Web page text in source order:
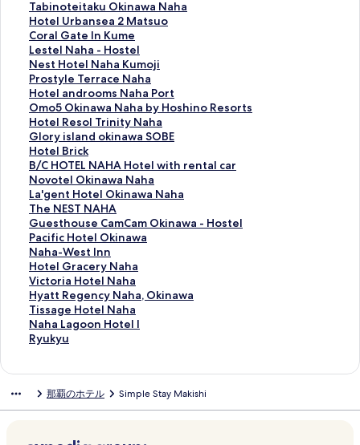
r
.
k
i
n
j
o
i
n
n
H
A
I
B
I
S
U
S
H
U
R
I
の
ペ
開
く
Tabinoteitaku Okinawa Naha
T
a
b
i
n
o
t
e
i
t
a
k
u
O
k
i
n
a
w
a
N
a
h
a
ジ
を
Hotel Urbansea 2 Matsuo
H
o
t
e
l
U
r
b
a
n
s
e
a
2
M
a
t
s
u
o
の
ペ
ー
く
リ
Coral Gate In Kume
C
o
r
a
l
G
a
t
e
I
n
K
u
m
e
の
ペ
ー
ジ
を
開
く
Lestel Naha - Hostel
L
e
s
t
e
l
N
a
h
a
-
H
o
s
t
e
l
の
ペ
ー
ジ
リ
ン
Nest Hotel Naha Kumoji
N
e
s
t
H
o
t
e
l
N
a
h
a
K
u
m
o
j
i
の
を
開
Prostyle Terrace Naha
P
r
o
s
t
y
l
e
T
e
r
r
a
c
e
N
a
h
a
ジ
を
Hotel androoms Naha Port
H
o
t
e
l
a
n
d
r
o
o
m
s
N
a
h
a
P
の
ペ
Omo5 Okinawa Naha by Hoshino Resorts
O
m
o
5
O
k
i
n
a
w
a
N
a
h
a
b
y
i
Hotel Resol Trinity Naha
H
o
t
e
l
R
e
s
o
l
T
r
i
n
i
t
a
Glory island okinawa SOBE
G
l
o
r
y
i
s
l
a
n
d
o
k
i
n
O
Hotel Brick
H
o
t
e
l
B
r
i
c
k
の
ペ
ー
ジ
リ
ン
B/C HOTEL NAHA Hotel with rental car
B
/
C
H
O
T
E
L
N
A
H
A
H
w
Novotel Okinawa Naha
N
o
v
o
t
e
l
O
k
i
n
a
h
La'gent Hotel Okinawa Naha
L
a
'
g
e
n
t
H
o
t
e
n
The NEST NAHA
T
h
e
N
E
S
T
N
A
H
ー
ジ
Guesthouse CamCam Okinawa - Hostel
G
u
e
s
t
h
o
u
s
m
C
Pacific Hotel Okinawa
P
a
c
i
f
i
c
H
O
Naha-West Inn
N
a
h
a
-
W
e
n
Hotel Gracery Naha
H
o
t
e
l
G
r
Victoria Hotel Naha
V
i
c
t
o
o
Hyatt Regency Naha, Okinawa
H
y
a
t
e
Tissage Hotel Naha
T
i
s
H
Naha Lagoon Hotel I
N
a
g
Ryukyu
R
u
那覇のホテル Simple Stay Makishi